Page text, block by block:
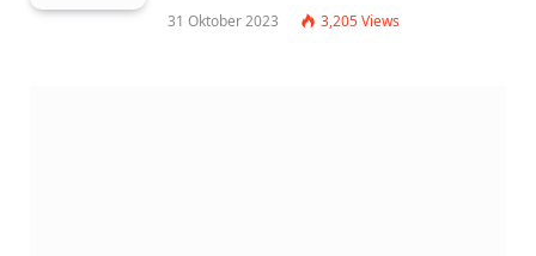
31 Oktober 2023 3,205Views